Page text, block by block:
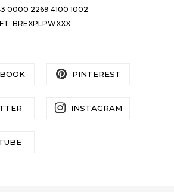
0000 2269 4100 1002
BREXPLPWXXX
PINTEREST
INSTAGRAM